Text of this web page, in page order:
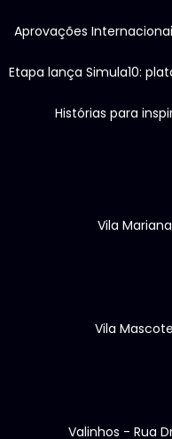
Aprovações
Etapa lança Simula10:
Histórias para
Vila
Vila
Valinhos - Rua